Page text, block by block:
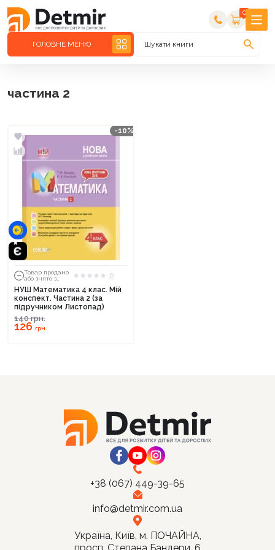
0
ГОЛОВНЕ МЕНЮ Шукати книги
частина 2
-10%
Товар продано
або знято з
0
НУШ Математика 4 клас. Мій
конспект. Частина 2 (за
підручником Листопад)
140грн.
126грн.
+38 (067) 449-39-65
info@detmir.com.ua
Україна, Київ, м. ПОЧАЙНА,